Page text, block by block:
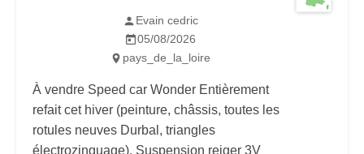
Evain cedric
05/08/2026
pays_de_la_loire
À vendre Speed car Wonder Entièrement
refait cet hiver (peinture, châssis, toutes les
rotules neuves Durbal, triangles
électrozinguage). Suspension reiger 3V